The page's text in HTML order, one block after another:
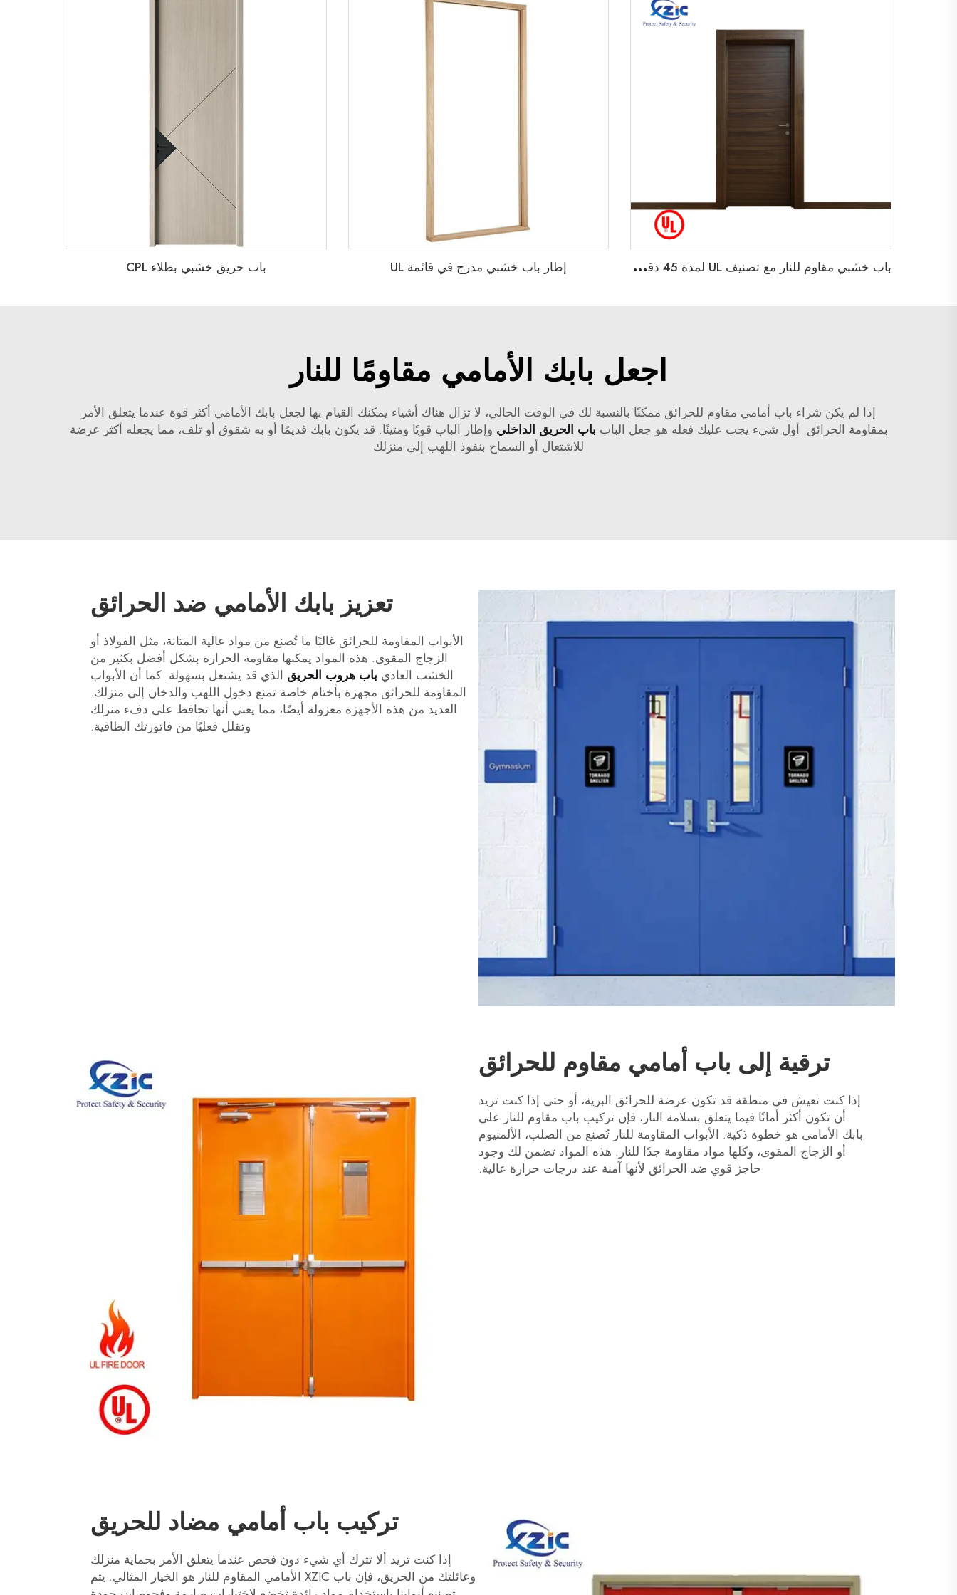
ب
اب خشبي مقاوم للنار مع تصنيف UL لمدة 45 دقيقة أبواب داخلية فندقية مخصصة النوع/الأجهزة/الطلاء إطار باب خشبي مدرج في قائمة UL باب حريق خشبي بطلاء CPL
اجعل بابك الأمامي مقاومًا للنار
إذا لم يكن شراء باب أمامي مقاوم للحرائق ممكنًا بالنسبة لك في الوقت الحالي، لا تزال هناك أشياء يمكنك القيام بها لجعل بابك الأمامي أكثر قوة عندما يتعلق الأمر
بمقاومة الحرائق. أول شيء يجب عليك فعله هو جعل الباب باب الحريق الداخلي وإطار الباب قويًا ومتينًا. قد يكون بابك قديمًا أو به شقوق أو تلف، مما يجعله أكثر عرضة
للاشتعال أو السماح بنفوذ اللهب إلى منزلك
تعزيز بابك الأمامي ضد الحرائق
الأبواب المقاومة للحرائق غالبًا ما تُصنع من مواد عالية المتانة، مثل الفولاذ أو
الزجاج المقوى. هذه المواد يمكنها مقاومة الحرارة بشكل أفضل بكثير من
الخشب العادي باب هروب الحريق الذي قد يشتعل بسهولة. كما أن الأبواب
المقاومة للحرائق مجهزة بأختام خاصة تمنع دخول اللهب والدخان إلى منزلك.
العديد من هذه الأجهزة معزولة أيضًا، مما يعني أنها تحافظ على دفء منزلك
وتقلل فعليًا من فاتورتك الطاقية.
ترقية إلى باب أمامي مقاوم للحرائق
إذا كنت تعيش في منطقة قد تكون عرضة للحرائق البرية، أو حتى إذا كنت تريد
أن تكون أكثر أمانًا فيما يتعلق بسلامة النار، فإن تركيب باب مقاوم للنار على
بابك الأمامي هو خطوة ذكية. الأبواب المقاومة للنار تُصنع من الصلب، الألمنيوم
أو الزجاج المقوى، وكلها مواد مقاومة جدًا للنار. هذه المواد تضمن لك وجود
حاجز قوي ضد الحرائق لأنها آمنة عند درجات حرارة عالية.
تركيب باب أمامي مضاد للحريق
إذا كنت تريد ألا تترك أي شيء دون فحص عندما يتعلق الأمر بحماية منزلك
وعائلتك من الحريق، فإن باب XZIC الأمامي المقاوم للنار هو الخيار المثالي. يتم